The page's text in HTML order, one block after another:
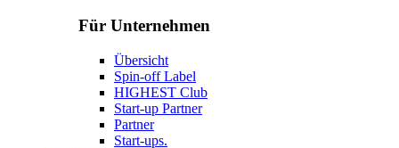
Für Unternehmen
Übersicht
Spin-off Label
HIGHEST Club
Start-up Partner
Partner
Start-ups.